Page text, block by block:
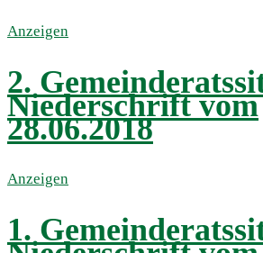
Anzeigen
2.
Niederschrift vom
28.06.2018
Anzeigen
1.